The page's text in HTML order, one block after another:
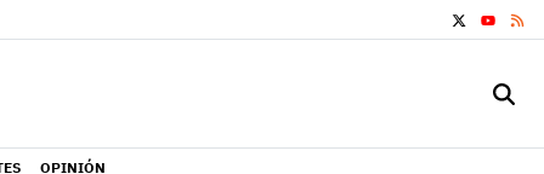
YOUTUBE
OPINIÓN